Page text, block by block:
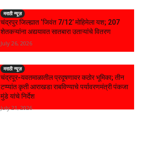
मराठी न्यूज़
चंद्रपुर जिल्ह्यात ‘जिवंत 7/12’ मोहिमेला यश; 207
शेतकऱ्यांना अद्ययावत सातबारा उताऱ्यांचे वितरण
July 26, 2026
मराठी न्यूज़
चंद्रपूर-यवतमाळातील प्रदूषणावर कठोर भूमिका; तीन
टप्प्यांत कृती आराखडा राबविण्याचे पर्यावरणमंत्री पंकजा
मुंडे यांचे निर्देश
July 21, 2026